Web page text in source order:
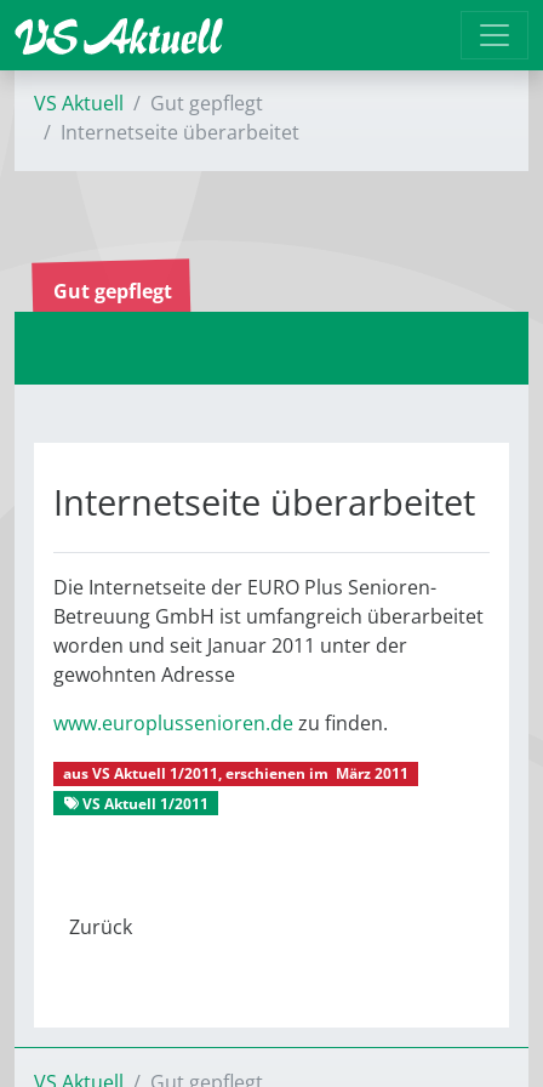
VS Aktuell
Gut gepflegt
Internetseite überarbeitet
Gut gepflegt
Internetseite überarbeitet
Die Internetseite der EURO Plus Senioren-
Betreuung GmbH ist umfangreich überarbeitet
worden und seit Januar 2011 unter der
gewohnten Adresse
www.europlussenioren.dezu finden.
ausVS Aktuell 1/2011, erschienen im März 2011
VS Aktuell 1/2011
VS Aktuell Gut gepflegt